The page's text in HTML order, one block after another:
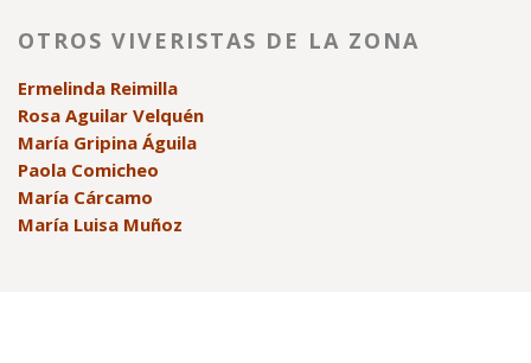
OTROS VIVERISTAS DE LA ZONA
Ermelinda Reimilla
Rosa Aguilar Velquén
María Gripina Águila
Paola Comicheo
María Cárcamo
María Luisa Muñoz